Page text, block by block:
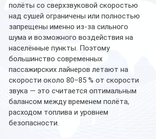
полёты со сверхзвуковой скоростью
над сушей ограничены или полностью
запрещены именно из-за сильного
шума и возможного воздействия на
населённые пункты. Поэтому
большинство современных
пассажирских лайнеров летают на
скорости около 80–85 % от скорости
звука — это считается оптимальным
балансом между временем полёта,
расходом топлива и уровнем
безопасности.